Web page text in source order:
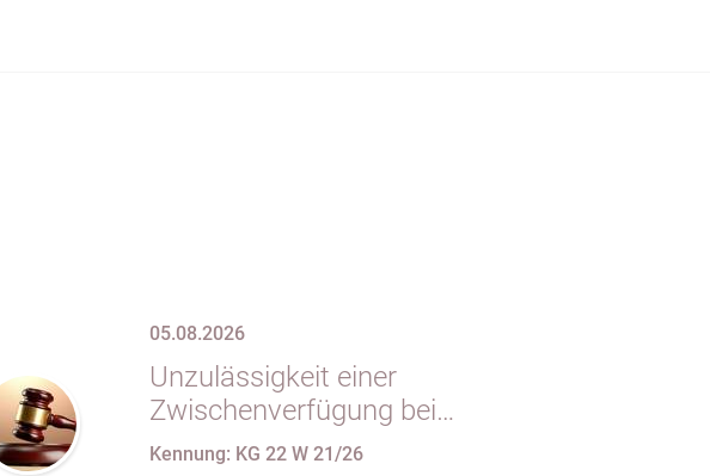
05.08.2026
Unzulässigkeit einer
Zwischenverfügung bei
endgültigem
Kennung: KG 22 W 21/26